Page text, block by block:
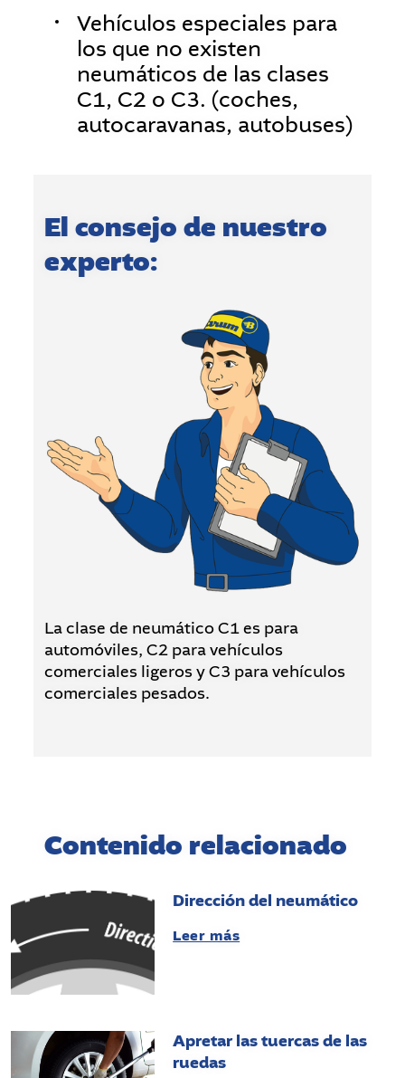
Vehículos especiales para
los que no existen
neumáticos de las clases
C1, C2 o C3. (coches,
autocaravanas, autobuses)
El consejo de nuestro
experto:
La clase de neumático C1 es para
automóviles, C2 para vehículos
comerciales ligeros y C3 para vehículos
comerciales pesados.
Contenido relacionado
Dirección del neumático
Leer más
Apretar las tuercas de las
ruedas